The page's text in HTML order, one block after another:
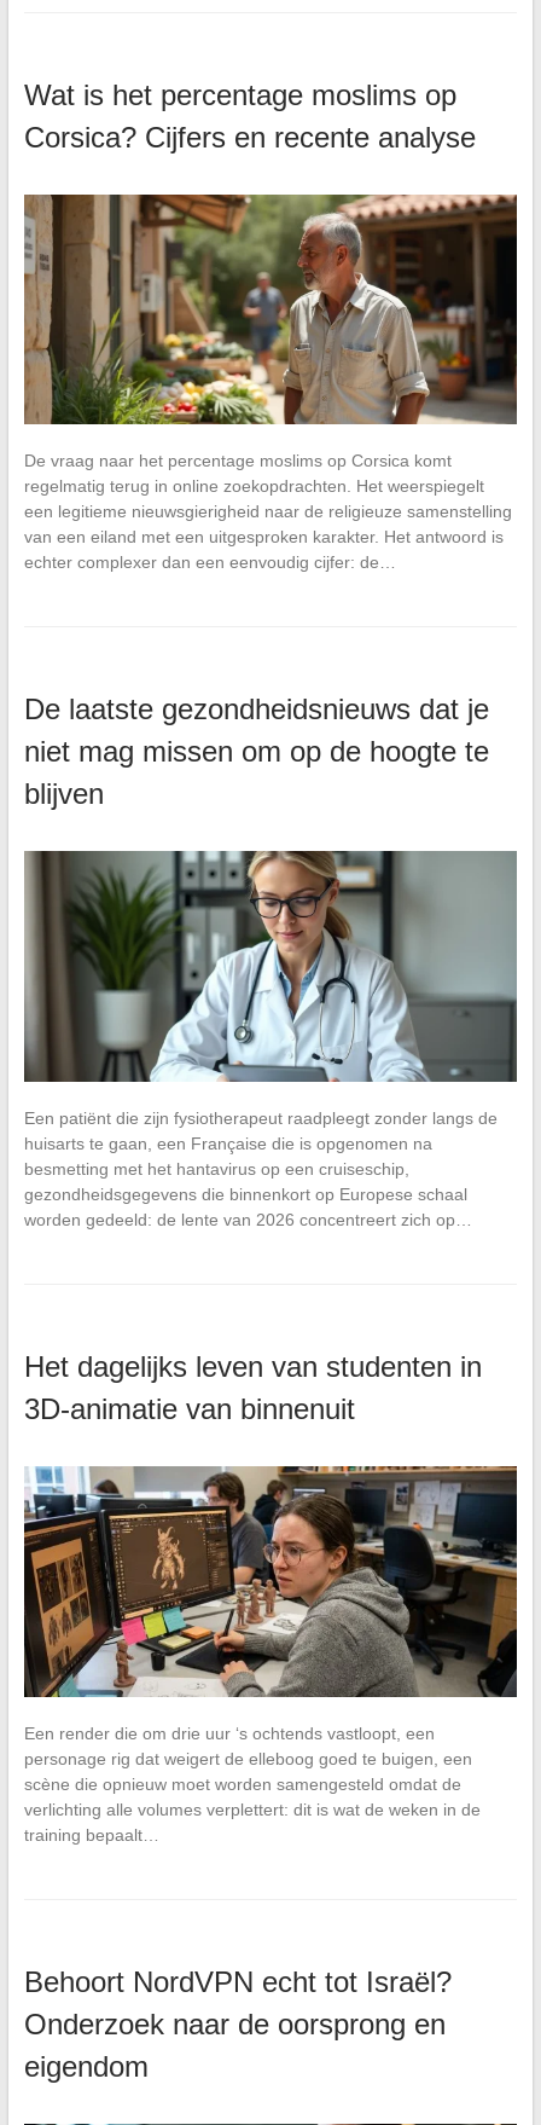
Wat is het percentage moslims op
Corsica? Cijfers en recente analyse
De vraag naar het percentage moslims op Corsica komt
regelmatig terug in online zoekopdrachten. Het weerspiegelt
een legitieme nieuwsgierigheid naar de religieuze samenstelling
van een eiland met een uitgesproken karakter. Het antwoord is
echter complexer dan een eenvoudig cijfer: de…
De laatste gezondheidsnieuws dat je
niet mag missen om op de hoogte te
blijven
Een patiënt die zijn fysiotherapeut raadpleegt zonder langs de
huisarts te gaan, een Française die is opgenomen na
besmetting met het hantavirus op een cruiseschip,
gezondheidsgegevens die binnenkort op Europese schaal
worden gedeeld: de lente van 2026 concentreert zich op…
Het dagelijks leven van studenten in
3D-animatie van binnenuit
Een render die om drie uur ‘s ochtends vastloopt, een
personage rig dat weigert de elleboog goed te buigen, een
scène die opnieuw moet worden samengesteld omdat de
verlichting alle volumes verplettert: dit is wat de weken in de
training bepaalt…
Behoort NordVPN echt tot Israël?
Onderzoek naar de oorsprong en
eigendom